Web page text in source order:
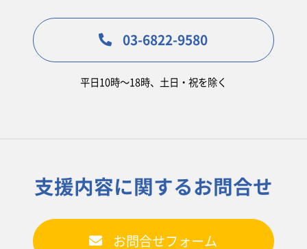
03-6822-9580
平日10時〜18時、土日・祝を除く
支援内容に関するお問合せ
お問合せフォーム